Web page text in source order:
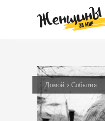
Домой События